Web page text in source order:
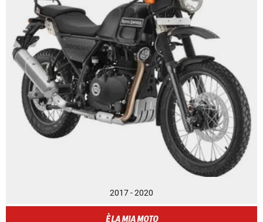
2017 - 2020
È LA MIA MOTO